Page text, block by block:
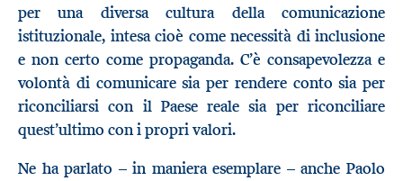
per una diversa cultura della comunicazione
istituzionale, intesa cioè come necessità di inclusione
e non certo come propaganda. C’è consapevolezza e
volontà di comunicare sia per rendere conto sia per
riconciliarsi con il Paese reale sia per riconciliare
quest’ultimo con i propri valori.
Ne ha parlato – in maniera esemplare – anche Paolo